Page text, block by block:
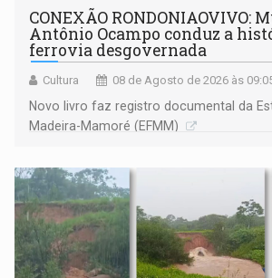
CONEXÃO RONDONIAOVIVO:
Antônio Ocampo conduz a
ferrovia desgovernada
Cultura 08 de Agosto de 2026 às
Novo livro faz registro documental da
Madeira-Mamoré (EFMM)